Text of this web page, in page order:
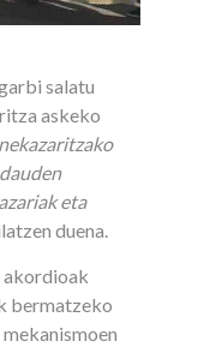
salatu
askeko
eta
duena.
bermatzeko